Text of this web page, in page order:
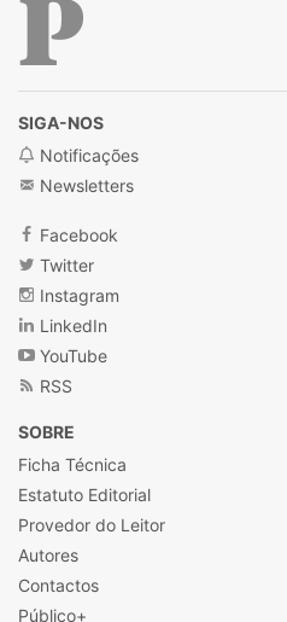
SIGA-NOS
Notificações
Newsletters
Facebook
Twitter
Instagram
LinkedIn
YouTube
RSS
SOBRE
Ficha Técnica
Estatuto Editorial
Provedor do Leitor
Autores
Contactos
Público+